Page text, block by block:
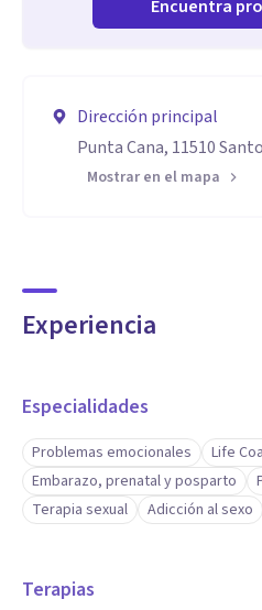
Encuentra
Dirección principal
Punta Cana, 11510
Mostrar en el mapa
Experiencia
Especialidades
Problemas emocionales
Life
Embarazo, prenatal y posparto
Terapia sexual
Adicción al sexo
Terapias